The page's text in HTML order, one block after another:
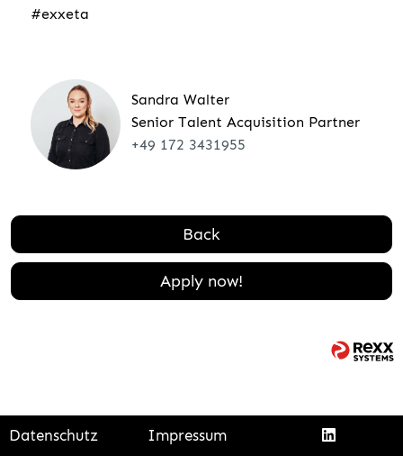
#exxeta
Sandra Walter
Senior Talent Acquisition Partner
+49 172 3431955
Back
Apply now!
Datenschutz Impressum